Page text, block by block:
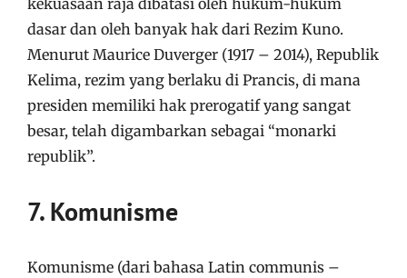
kekuasaan raja dibatasi oleh hukum-hukum
dasar dan oleh banyak hak dari Rezim Kuno.
Menurut Maurice Duverger (1917 – 2014), Republik
Kelima, rezim yang berlaku di Prancis, di mana
presiden memiliki hak prerogatif yang sangat
besar, telah digambarkan sebagai “monarki
republik”.
7. Komunisme
Komunisme (dari bahasa Latin communis –